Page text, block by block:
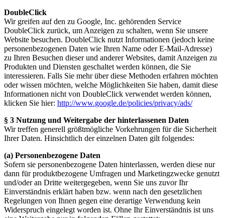
DoubleClick
Wir greifen auf den zu Google, Inc. gehörenden Service
DoubleClick zurück, um Anzeigen zu schalten, wenn Sie unsere
Website besuchen. DoubleClick nutzt Informationen (jedoch keine
personenbezogenen Daten wie Ihren Name oder E-Mail-Adresse)
zu Ihren Besuchen dieser und anderer Websites, damit Anzeigen zu
Produkten und Diensten geschaltet werden können, die Sie
interessieren. Falls Sie mehr über diese Methoden erfahren möchten
oder wissen möchten, welche Möglichkeiten Sie haben, damit diese
Informationen nicht von DoubleClick verwendet werden können,
klicken Sie hier: http://www.google.de/policies/privacy/ads/
§ 3 Nutzung und Weitergabe der hinterlassenen Daten
Wir treffen generell größtmögliche Vorkehrungen für die Sicherheit
Ihrer Daten. Hinsichtlich der einzelnen Daten gilt folgendes:
(a) Personenbezogene Daten
Sofern sie personenbezogene Daten hinterlassen, werden diese nur
dann für produktbezogene Umfragen und Marketingzwecke genutzt
und/oder an Dritte weitergegeben, wenn Sie uns zuvor Ihr
Einverständnis erklärt haben bzw. wenn nach den gesetzlichen
Regelungen von Ihnen gegen eine derartige Verwendung kein
Widerspruch eingelegt worden ist. Ohne Ihr Einverständnis ist uns